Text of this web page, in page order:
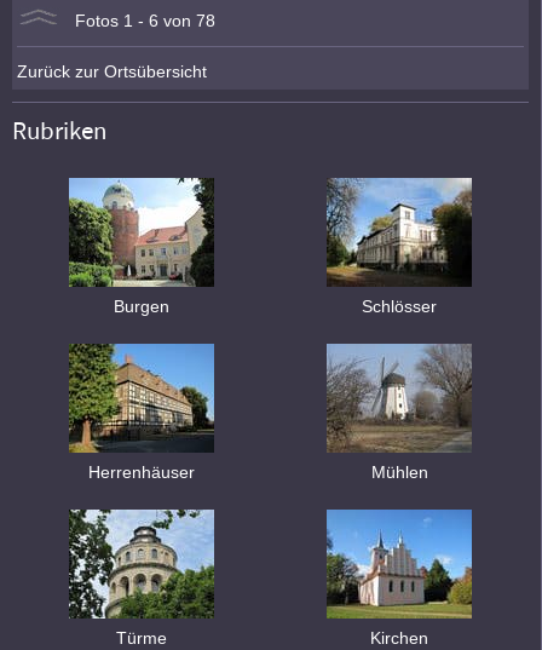
Fotos 1 - 6 von 78
Zurück zur Ortsübersicht
Rubriken
Burgen Schlösser
Herrenhäuser Mühlen
Türme Kirchen